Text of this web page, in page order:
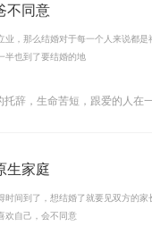
不同意
，那么结婚对于每一个人来说都
半也到了要结婚的地
辞，生命苦短，跟爱的人在
生家庭
间到了，想结婚了就要见双方的
欢自己，会不同意